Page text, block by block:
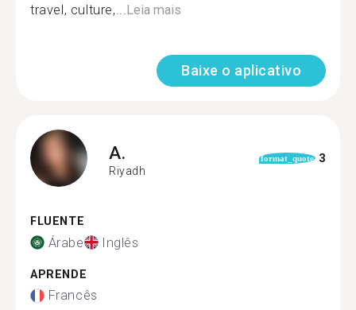
travel, culture,...Leia mais
Baixe o aplicativo
A.
Riyadh
format_quote 3
FLUENTE
Árabe Inglês
APRENDE
Francês